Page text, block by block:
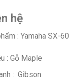
hệ
: Yamaha SX-60
: Gỗ Maple
: Gibson